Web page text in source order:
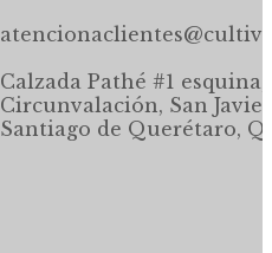
Calzada Pathé #1 esquina,
Circunvalación, San
Santiago de Querétaro,